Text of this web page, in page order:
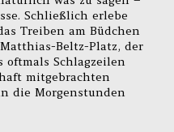
Schließlich erlebe
Treiben am Büdchen
Beltz-Platz, der
oftmals Schlagzeilen
mitgebrachten
die Morgenstunden